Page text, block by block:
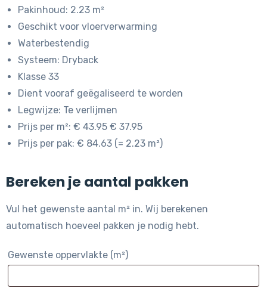
Pakinhoud: 2.23 m²
Geschikt voor vloerverwarming
Waterbestendig
Systeem: Dryback
Klasse 33
Dient vooraf geëgaliseerd te worden
Legwijze: Te verlijmen
Prijs per m²: € 43.95 € 37.95
Prijs per pak: € 84.63 (= 2.23 m²)
Bereken je aantal pakken
Vul het gewenste aantal m² in. Wij berekenen
automatisch hoeveel pakken je nodig hebt.
Gewenste oppervlakte (m²)